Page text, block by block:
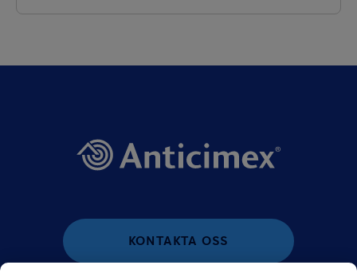
KONTAKTA OSS